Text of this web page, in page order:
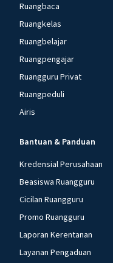
Ruangbaca
Ruangkelas
Ruangbelajar
Ruangpengajar
Ruangguru Privat
Ruangpeduli
Airis
Bantuan & Panduan
Kredensial Perusahaan
Beasiswa Ruangguru
Cicilan Ruangguru
Promo Ruangguru
Laporan Kerentanan
Layanan Pengaduan